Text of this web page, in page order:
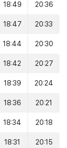
18:49 20:36
18:47 20:33
18:44 20:30
18:42 20:27
18:39 20:24
18:36 20:21
18:34 20:18
18:31 20:15